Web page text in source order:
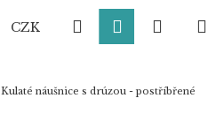
CZK HledatPřihlášení
Kulaté náušnice s drúzou - postříbřené